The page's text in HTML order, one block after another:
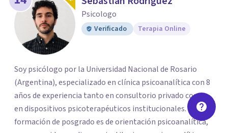
Psicologo
Verificado Terapia Online
Soy psicólogo por la Universidad Nacional de Rosario
(Argentina), especializado en clínica psicoanalítica con 8
años de experiencia tanto en consultorio privado como
en dispositivos psicoterapéuticos institucionales. Mi
formación de posgrado es de orientación psicoanalítica,